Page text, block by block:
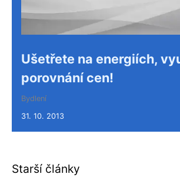
Ušetřete na energiích,
porovnání cen!
Bydlení
31. 10. 2013
Starší články